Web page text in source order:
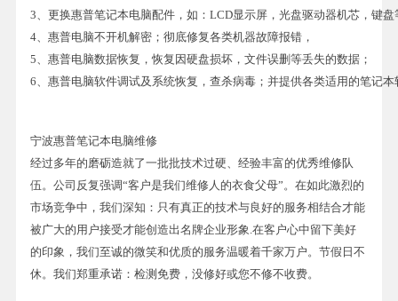
3、更换惠普笔记本电脑配件，如：LCD显示屏，光盘驱动器机芯，键盘
4、惠普电脑不开机解密；彻底修复各类机器故障报错，
5、惠普电脑数据恢复，恢复因硬盘损坏，文件误删等丢失的数据；
6、惠普电脑软件调试及系统恢复，查杀病毒；并提供各类适用的笔记
宁波惠普笔记本电脑维修
经过多年的磨砺造就了一批批技术过硬、经验丰富的优秀维修队
伍。公司反复强调“客户是我们维修人的衣食父母”。在如此激烈的
市场竞争中，我们深知：只有真正的技术与良好的服务相结合才能
被广大的用户接受才能创造出名牌企业形象.在客户心中留下美好
的印象，我们至诚的微笑和优质的服务温暖着千家万户。节假日不
休。我们郑重承诺：检测免费，没修好或您不修不收费。